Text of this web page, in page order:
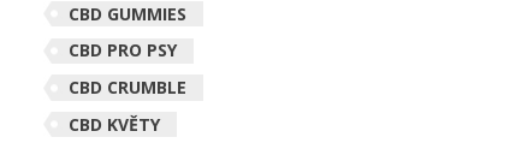
CBD GUMMIES
CBD PRO PSY
CBD CRUMBLE
CBD KVĚTY